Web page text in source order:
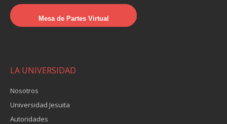
Mesa de Partes Virtual
LA UNIVERSIDAD
Nosotros
Universidad Jesuita
Autoridades